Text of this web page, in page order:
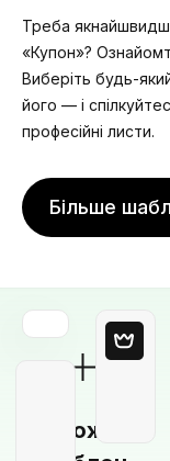
Треба
«Купон»?
Виберіть будь-
його — і
професійні листи.
Більше
Порожній